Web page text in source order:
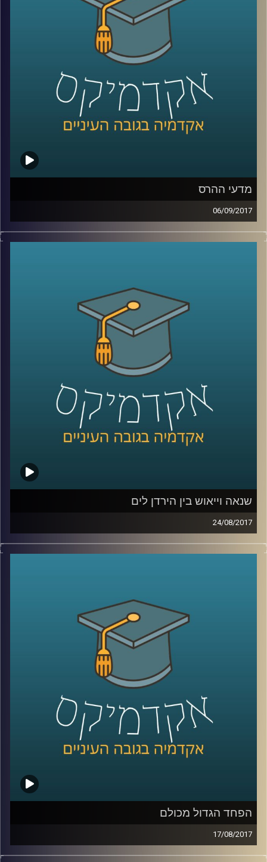
AudioVersity
מדעי ההרס
06/09/2017
כשרוחות מלחמה מנשבות מכיוון צפון קוריאה
המציאות דרך תאוריה מסודרת ומסביר למה
אילוצי ההיסטוריה חזקים אפילו יותר מטראמפ,
פוטין וקים ג'ונג און
AudioVersity
שנאה וייאוש בין הירדן לים
24/08/2017
מעבר להבטחות היסטוריות, לאמונה בצדקת
מעורב בעיקר רגש והרבה מאוד רגש. פרופסור
עירן הלפרין בוחן את המציאות הכואבת של
חיינו דרך עולם הרגשות. מהם הרגשות
הדומיננטיים בסכסוך ומהם המשפיעים ביותר?
כיצד חברה מצליחה בכל זאת לשמור על שפיות
קולקטיבית בסכסוך ארוך טווח וכיצד ניתן לחולל
שינוי חברתי ופוליטי באמצעות שיח רגשי
AudioVersity
הפחד הגדול מכולם
17/08/2017
מדוע יש קבוצות באוכלוסיה שידגישו את איום